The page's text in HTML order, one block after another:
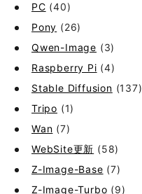
PC (40)
Pony (26)
Qwen-Image (3)
Raspberry Pi (4)
Stable Diffusion (137)
Tripo (1)
Wan (7)
WebSite更新 (58)
Z-Image-Base (7)
Z-Image-Turbo (9)